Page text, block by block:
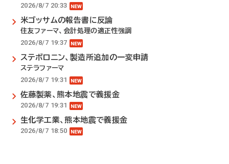
2026/8/7 20:33
米ゴッサムの報告書に反論
住友ファーマ、会計処理の適正性強調
2026/8/7 19:37
ステボロニン、製造所追加の一変申請
ステラファーマ
2026/8/7 19:31
佐藤製薬、熊本地震で義援金
2026/8/7 19:31
生化学工業、熊本地震で義援金
2026/8/7 18:50